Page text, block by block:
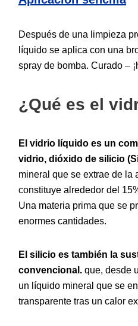
Después de una limpieza
líquido se aplica con una
spray de bomba. Curado –
¿Qué es el
El vidrio líquido es un
vidrio, dióxido de silicio
mineral que se extrae de la
constituye alrededor del
Una materia prima que se
enormes cantidades.
El silicio es también la
convencional. que, desde
un líquido mineral que se
transparente tras un calor